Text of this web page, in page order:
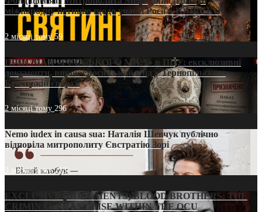
міжнародну петицію щодо участі Росії в ЮНЕСКО
2 місяці тому59
ПРИСМАК «РУССЬКОГО МІРА» в ПЦУ: ексклюзивні
документи, вирок і російський слід у Тернопільсько-
Бучацькій єпархії
2 місяці тому 296
Nemo iudex in causa sua: Наталія Шевчук публічно
відповіла митрополиту Євстратію Зорі
3 місяці тому213
EXCLUSIVE (DOCUMENTS)/BLOOD BROTHERS: THE
CRIMINAL FRANCHISE WITHIN THE OCU